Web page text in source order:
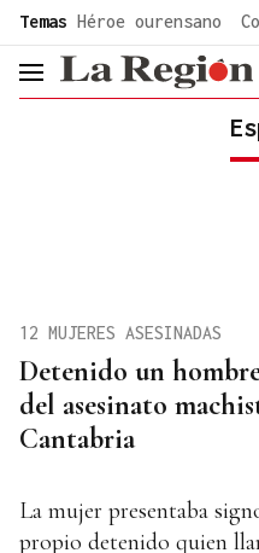
common.go-to-content
Temas Héroe ourensano
header.menu.open
Detenido un
del asesinato
Cantabria
12 MUJERES ASESINADAS
La mujer presentaba
propio detenido quien